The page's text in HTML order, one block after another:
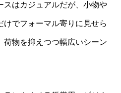
スはカジュアルだが、小物や
でフォーマル寄りに見せら
荷物を抑えつつ幅広いシーン